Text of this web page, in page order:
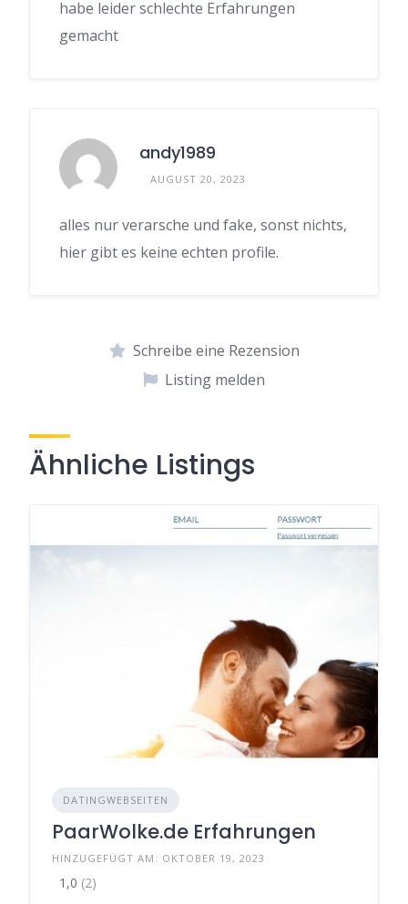
habe leider schlechte Erfahrungen
gemacht
andy1989
AUGUST 20, 2023
alles nur verarsche und fake, sonst nichts,
hier gibt es keine echten profile.
Schreibe eine Rezension
Listing melden
Ähnliche Listings
DATINGWEBSEITEN
PaarWolke.de Erfahrungen
HINZUGEFÜGT AM: OKTOBER 19, 2023
1,0 (2)